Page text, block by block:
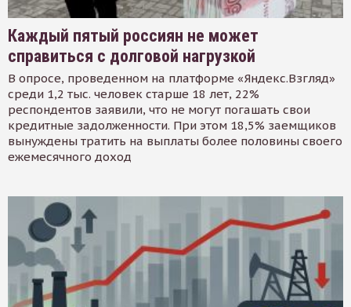
Каждый пятый россиян не может
справиться с долговой нагрузкой
В опросе, проведенном на платформе «Яндекс.Взгляд»
среди 1,2 тыс. человек старше 18 лет, 22%
респондентов заявили, что не могут погашать свои
кредитные задолженности. При этом 18,5% заемщиков
вынуждены тратить на выплаты более половины своего
ежемесячного доход